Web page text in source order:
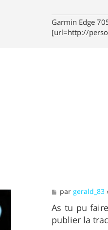
Garmin Edge
[url=http://
M
e
s
s
a
par gerald_83
As tu pu
publier la